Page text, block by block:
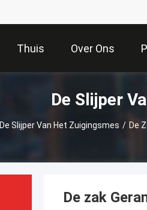
Thuis Over Ons
De Slijper
De Slijper Van Het Zuigingsmes / De
De zak